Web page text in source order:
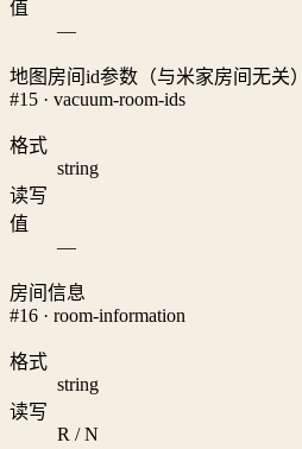
值
—
地图房间id参数（与米家房间无关）
#15 · vacuum-room-ids
格式
string
读写
值
—
房间信息
#16 · room-information
格式
string
读写
R / N